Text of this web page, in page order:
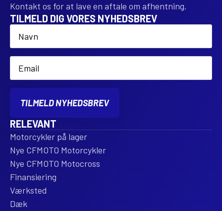
Kontakt os for at lave en aftale om afhentning.
TILMELD DIG VORES NYHEDSBREV
Name
Email
TILMELD NYHEDSBREV
RELEVANT
Motorcykler på lager
Nye CFMOTO Motorcykler
Nye CFMOTO Motocross
Finansiering
Værksted
Dæk